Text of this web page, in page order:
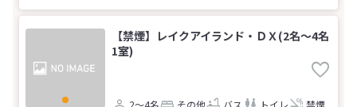
【禁煙】レイクアイランド・ＤＸ(2名～4名
1室)
2～4名 その他 バス トイレ 禁煙